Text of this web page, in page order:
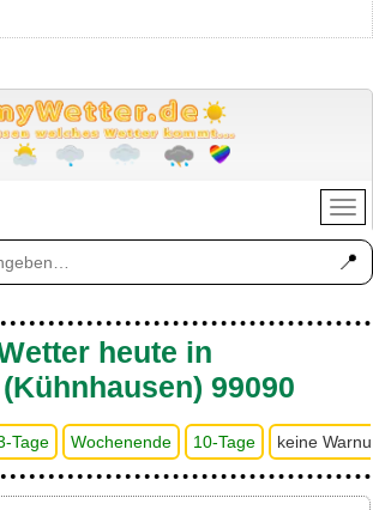
📍
heute in
99090
Tage Wochenende 10-Tage keine